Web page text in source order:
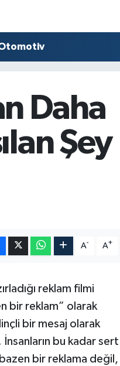
Daha
Şey
A- A+
reklam filmi
bir reklam” olarak
bir mesaj olarak
bu kadar sert
bir reklama değil,